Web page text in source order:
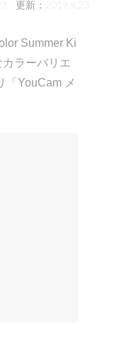
更新：2019.4.23
Summer Ki
ラーバリエ
「YouCam メ